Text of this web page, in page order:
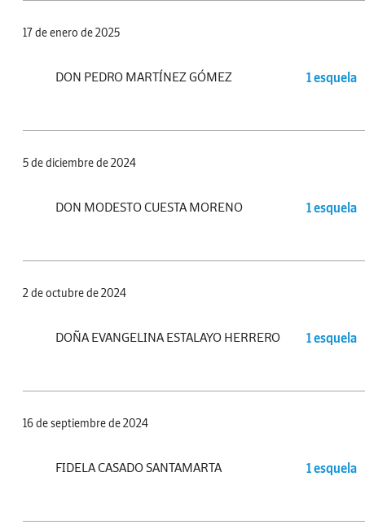
17 de enero de 2025
DON PEDRO MARTÍNEZ GÓMEZ 1 esquela
5 de diciembre de 2024
DON MODESTO CUESTA MORENO 1 esquela
2 de octubre de 2024
DOÑA EVANGELINA ESTALAYO HERRERO 1 esquela
16 de septiembre de 2024
FIDELA CASADO SANTAMARTA 1 esquela